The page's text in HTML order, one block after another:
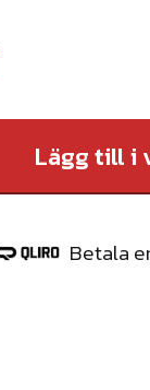
Lägg till i
Betala